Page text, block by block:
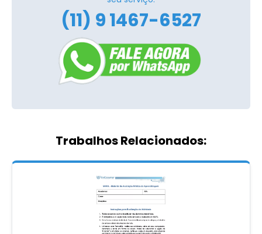
(11) 9 1467-6527
Trabalhos Relacionados: